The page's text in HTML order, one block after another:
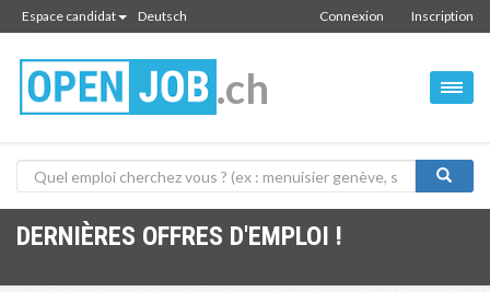
Espace candidat Deutsch Inscription
Connexion
.ch
DERNIÈRES OFFRES D'EMPLOI !